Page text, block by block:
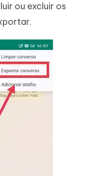
ou excluir os